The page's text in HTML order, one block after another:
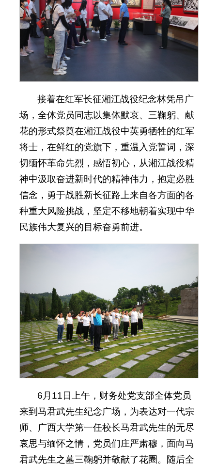
接着在红军长征湘江战役纪念林凭吊广
场，全体党员同志以集体默哀、三鞠躬、献
花的形式祭奠在湘江战役中英勇牺牲的红军
将士，在鲜红的党旗下，重温入党誓词，深
切缅怀革命先烈，感悟初心，从湘江战役精
神中汲取奋进新时代的精神伟力，抱定必胜
信念，勇于战胜新长征路上来自各方面的各
种重大风险挑战，坚定不移地朝着实现中华
民族伟大复兴的目标奋勇前进。
6月11日上午，财务处党支部全体党员
来到马君武先生纪念广场，为表达对一代宗
师、广西大学第一任校长马君武先生的无尽
哀思与缅怀之情，党员们庄严肃穆，面向马
君武先生之墓三鞠躬并敬献了花圈。随后全